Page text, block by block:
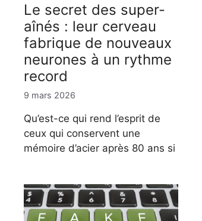
Le secret des super-
aînés : leur cerveau
fabrique de nouveaux
neurones à un rythme
record
9 mars 2026
Qu’est-ce qui rend l’esprit de
ceux qui conservent une
mémoire d’acier après 80 ans si